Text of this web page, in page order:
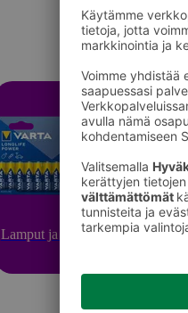
Lamput ja paristot